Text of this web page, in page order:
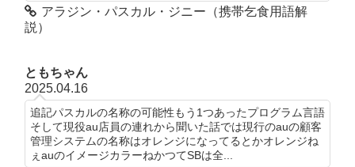
アラジン・パスカル・ジニー（携帯乞食用語解
説）
ともちゃん
2025.04.16
追記パスカルの名称の可能性もう1つあったプログラム言語
そして現役au店員の連れから聞いた話では現行のauの顧客
管理システムの名称はオレンジになってるとかオレンジね
ぇauのイメージカラーねかつてSBは全...